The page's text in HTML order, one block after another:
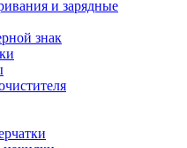
и зарядные
знак